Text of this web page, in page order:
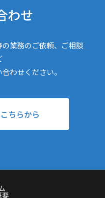
わせ
業務のご依頼、ご相談
わせください。
ちらから
要